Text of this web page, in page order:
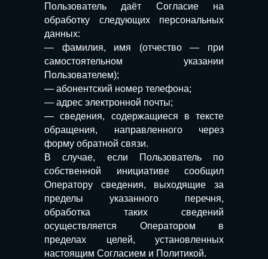
Пользователь даёт Согласие на
обработку следующих персональных
данных:
— фамилия, имя (отчество — при
самостоятельном указании
Пользователем);
— абонентский номер телефона;
— адрес электронной почты;
— сведения, содержащиеся в тексте
обращения, направленного через
форму обратной связи.
В случае, если Пользователь по
собственной инициативе сообщил
Оператору сведения, выходящие за
пределы указанного перечня,
обработка таких сведений
осуществляется Оператором в
пределах целей, установленных
настоящим Согласием и Политикой.